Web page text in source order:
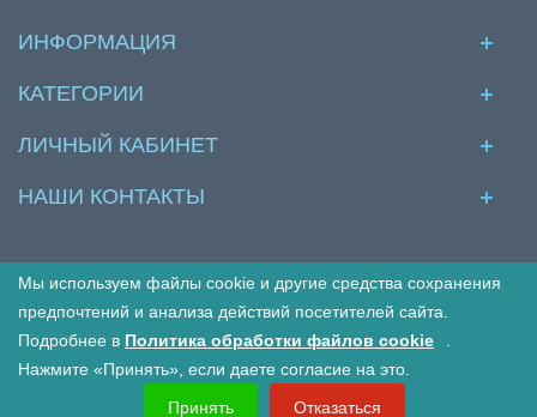
ИНФОРМАЦИЯ
КАТЕГОРИИ
ЛИЧНЫЙ КАБИНЕТ
НАШИ КОНТАКТЫ
Принимаем к оплате:
Мы используем файлы cookie и другие средства сохранения
предпочтений и анализа действий посетителей сайта.
Подробнее в Политика обработки файлов cookie
Нажмите «Принять», если даете согласие на это.
Принять
Отказаться